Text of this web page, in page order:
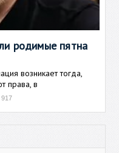
родимые пятна
возникает тогда,
права, в
917